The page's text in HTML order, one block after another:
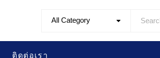
All Category
ติดต่อเรา